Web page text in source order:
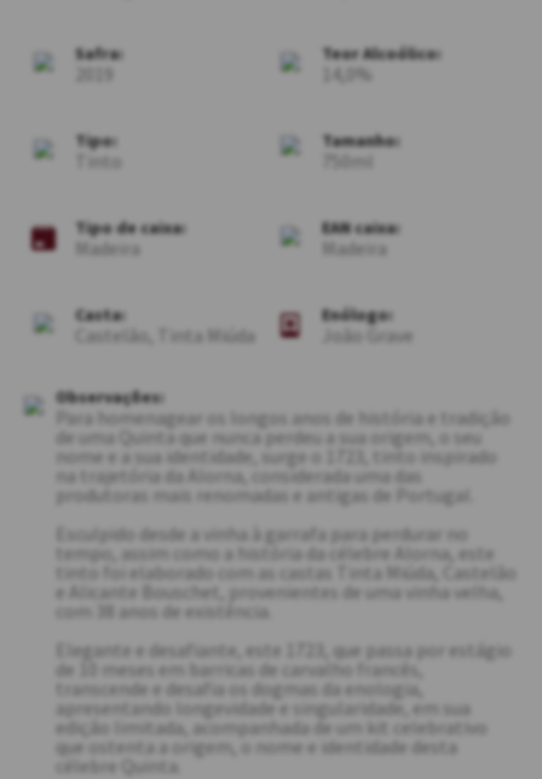
Safra: Teor Alcoólico:
14,0
Tipo:
Tinto
Tamanho:
750ml
Tipo de caixa:
Madeira
EAN caixa:
Madeira
Casta:
Castelão, Tinta Miúda
Enólogo:
João Grave
Observações:
Para homenagear os longos anos de história e tradição
de uma Quinta que nunca perdeu a sua origem, o seu
nome e a sua identidade, surge o 1723, tinto inspirado
na trajetória da Alorna, considerada uma das
produtoras mais renomadas e antigas de Portugal.
Esculpido desde a vinha à garrafa para perdurar no
tempo, assim como a história da célebre Alorna, este
tinto foi elaborado com as castas Tinta Miúda, Castelão
e Alicante Bouschet, provenientes de uma vinha velha,
com 38 anos de existência.
Elegante e desafiante, este 1723, que passa por estágio
de 10 meses em barricas de carvalho francês,
transcende e desafia os dogmas da enologia,
apresentando longevidade e singularidade, em sua
edição limitada, acompanhada de um kit celebrativo
que ostenta a origem, o nome e identidade desta
célebre Quinta.